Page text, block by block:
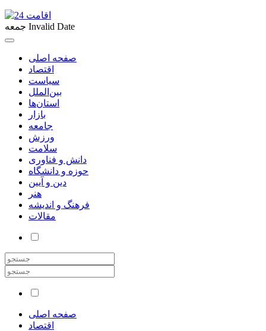
جمعه Invalid Date
صفحه اصلی
اقتصاد
سیاست
بین‌الملل
استان‌ها
بازار
جامعه
ورزش
سلامت
دانش و فناوری
حوزه و دانشگاه
دین و آیین
هنر
فرهنگ و اندیشه
مقالات
صفحه اصلی
اقتصاد